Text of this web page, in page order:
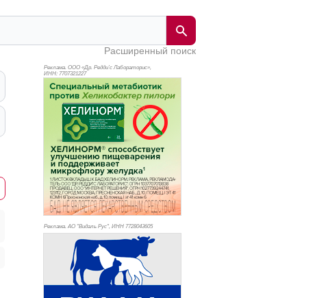
Расширенный поиск
Реклама. ООО «Др. Редди’с Лабораторис»,
ИНН: 7707321227
Реклама. АО "Видаль Рус", ИНН 7728043605